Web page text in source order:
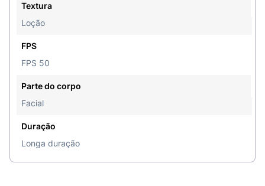
Textura
Loção
FPS
FPS 50
Parte do corpo
Facial
Duração
Longa duração